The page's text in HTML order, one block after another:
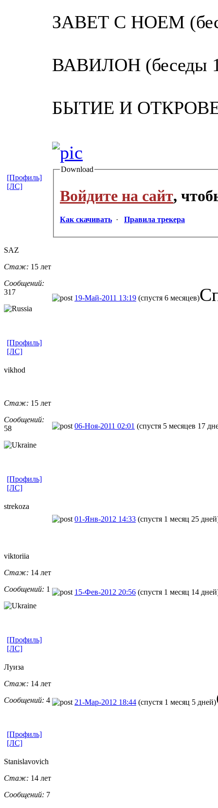
ЗАВЕТ С НОЕМ
ВАВИЛОН (беседы
БЫТИЕ И
Download
Войдите на сайт,
Как скачивать · Правила трекера
[Профиль]
[ЛС]
SAZ
Стаж: 15 лет
Сообщений:
317
19-Май-2011 13:19 (спустя 6 месяцев)
[Профиль]
[ЛС]
vikhod
Стаж: 15 лет
Сообщений:
58
06-Ноя-2011 02:01 (спустя 5 месяцев 17
[Профиль]
[ЛС]
strekoza
01-Янв-2012 14:33 (спустя 1 месяц 25
viktoriia
Стаж: 14 лет
Сообщений: 1 15-Фев-2012 20:56 (спустя 1 месяц 14
[Профиль]
[ЛС]
Луиза
Стаж: 14 лет
Сообщений: 4 21-Мар-2012 18:44 (спустя 1 месяц 5 дней)
[Профиль]
[ЛС]
Stanislavovi​ch
Стаж: 14 лет
Сообщений: 7